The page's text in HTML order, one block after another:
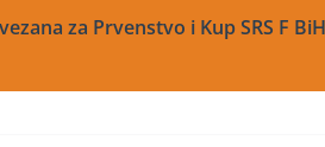
za Prvenstvo i Kup SRS F